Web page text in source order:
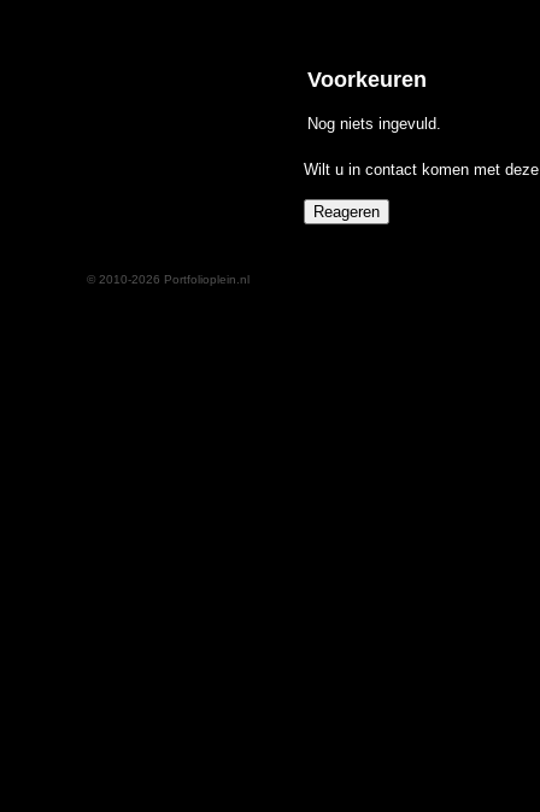
Voorkeuren
Nog niets ingevuld.
Wilt u in contact komen met
© 2010-2026 Portfolioplein.nl